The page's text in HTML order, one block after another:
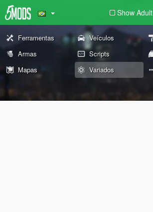
Show Adult
Ferramentas Veículos
Armas
Scripts
Mapas
Variados